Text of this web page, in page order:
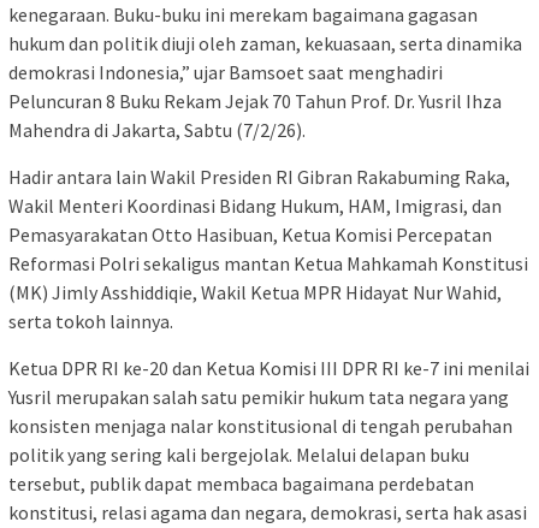
kenegaraan. Buku-buku ini merekam bagaimana gagasan
hukum dan politik diuji oleh zaman, kekuasaan, serta dinamika
demokrasi Indonesia,” ujar Bamsoet saat menghadiri
Peluncuran 8 Buku Rekam Jejak 70 Tahun Prof. Dr. Yusril Ihza
Mahendra di Jakarta, Sabtu (7/2/26).
Hadir antara lain Wakil Presiden RI Gibran Rakabuming Raka,
Wakil Menteri Koordinasi Bidang Hukum, HAM, Imigrasi, dan
Pemasyarakatan Otto Hasibuan, Ketua Komisi Percepatan
Reformasi Polri sekaligus mantan Ketua Mahkamah Konstitusi
(MK) Jimly Asshiddiqie, Wakil Ketua MPR Hidayat Nur Wahid,
serta tokoh lainnya.
Ketua DPR RI ke-20 dan Ketua Komisi III DPR RI ke-7 ini menilai
Yusril merupakan salah satu pemikir hukum tata negara yang
konsisten menjaga nalar konstitusional di tengah perubahan
politik yang sering kali bergejolak. Melalui delapan buku
tersebut, publik dapat membaca bagaimana perdebatan
konstitusi, relasi agama dan negara, demokrasi, serta hak asasi